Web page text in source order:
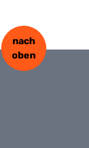
nach
oben